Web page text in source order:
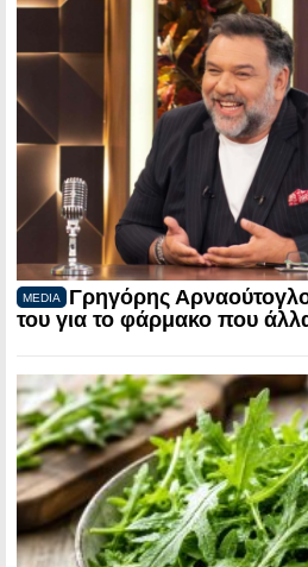
MEDIA
Γρηγόρης
του για το φάρμακο που